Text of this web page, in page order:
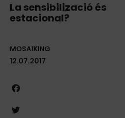
La sensibilizació és
estacional?
MOSAIKING
12.07.2017